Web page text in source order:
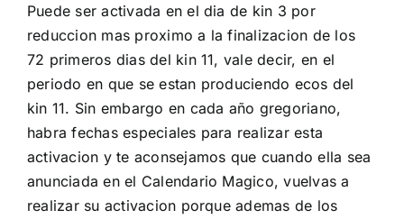
Puede ser activada en el dia de kin 3 por
reduccion mas proximo a la finalizacion de los
72 primeros dias del kin 11, vale decir, en el
periodo en que se estan produciendo ecos del
kin 11. Sin embargo en cada año gregoriano,
habra fechas especiales para realizar esta
activacion y te aconsejamos que cuando ella sea
anunciada en el Calendario Magico, vuelvas a
realizar su activacion porque ademas de los